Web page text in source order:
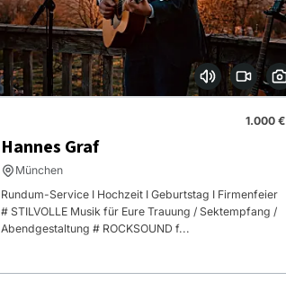
1.000 €
Hannes Graf
München
Rundum-Service I Hochzeit I Geburtstag I Firmenfeier
# STILVOLLE Musik für Eure Trauung / Sektempfang /
Abendgestaltung # ROCKSOUND f...